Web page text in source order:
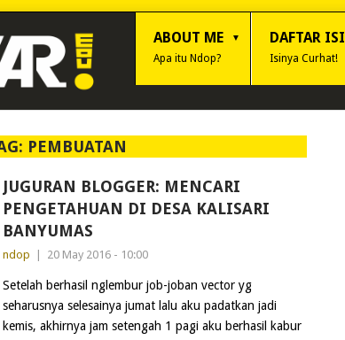
ABOUT ME
Apa itu Ndop?
DAFTAR ISI
Isinya Curhat!
PEMBUATAN
JUGURAN BLOGGER: MENCARI
PENGETAHUAN DI DESA KALISARI
BANYUMAS
ndop 20 May 2016 - 10:00
Setelah berhasil nglembur job-joban vector yg
seharusnya selesainya jumat lalu aku padatkan jadi
kemis, akhirnya jam setengah 1 pagi aku berhasil kabur